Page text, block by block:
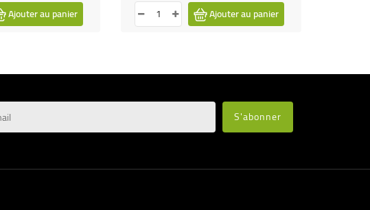
Ajouter au panier
Ajouter au panier